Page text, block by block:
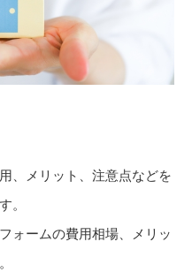
、メリット、注意点などを
。
ォームの費用相場、メリッ